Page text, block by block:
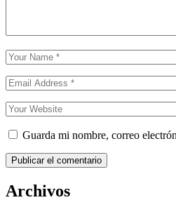
Guarda mi nombre, correo
Publicar el comentario
Archivos